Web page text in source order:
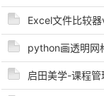
Excel文件比较
python画透明网
启田美学-课程管